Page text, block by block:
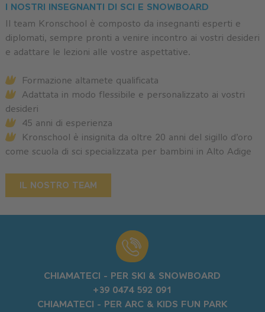
I NOSTRI INSEGNANTI DI SCI E SNOWBOARD
Il team Kronschool è composto da insegnanti esperti e
diplomati, sempre pronti a venire incontro ai vostri desideri
e adattare le lezioni alle vostre aspettative.
Formazione altamete qualificata
Adattata in modo flessibile e personalizzato ai vostri
desideri
45 anni di esperienza
Kronschool è insignita da oltre 20 anni del sigillo d’oro
come scuola di sci specializzata per bambini in Alto Adige
IL NOSTRO TEAM
CHIAMATECI - PER SKI & SNOWBOARD
+39 0474 592 091
CHIAMATECI - PER ARC & KIDS FUN PARK